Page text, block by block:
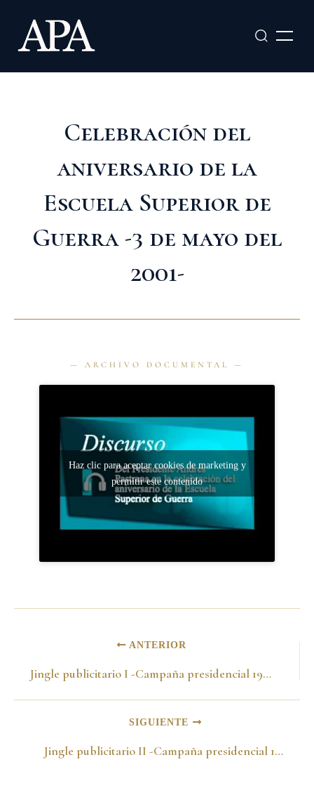
contenido
Celebración del
aniversario de la
Escuela Superior de
Guerra -3 de mayo del
2001-
Haz clic para aceptar cookies de marketing y
permitir este contenido
ANTERIOR
Jingle publicitario I -Campaña presidencial 1998- Por el renacer
SIGUIENTE
Jingle publicitario II -Campaña presidencial 1998- El cambio es ahora